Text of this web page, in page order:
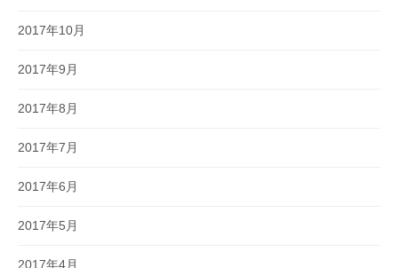
2017年10月
2017年9月
2017年8月
2017年7月
2017年6月
2017年5月
2017年4月